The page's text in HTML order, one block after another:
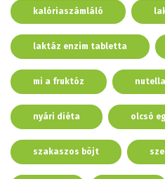
kalóriaszámláló
laktáz enzim tabletta
mi a fruktóz
nyári diéta olcsó
szakaszos böjt